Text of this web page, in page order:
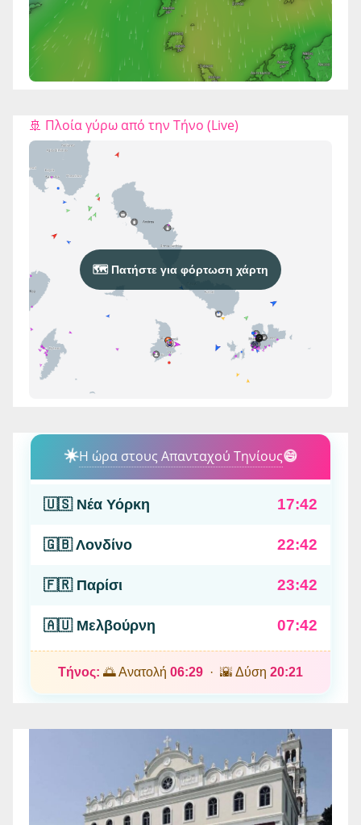
🚢 Πλοία γύρω από την Τήνο (Live)
🗺️ Πατήστε για φόρτωση χάρτη
☀️Η ώρα στους Απανταχού Τηνίους😄
🇺🇸 Νέα Υόρκη 17:42
🇬🇧 Λονδίνο 22:42
🇫🇷 Παρίσι 23:42
🇦🇺 Μελβούρνη 07:42
Τήνος: 🌅 Ανατολή 06:29 · 🌇 Δύση 20:21